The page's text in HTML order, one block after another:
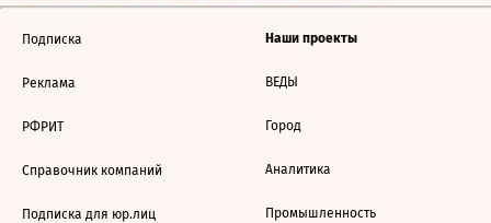
Подписка
Реклама
РФРИТ
Справочник компаний
Подписка для юр.лиц
Наши проекты
ВЕДЫ
Город
Аналитика
Промышленность